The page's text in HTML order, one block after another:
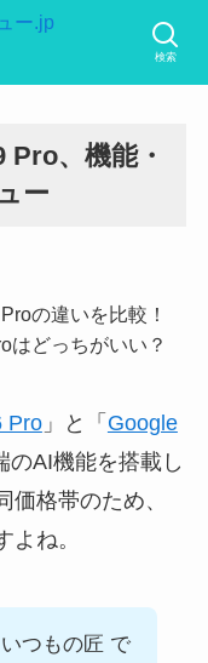
検索
、機能・
ー
Pro」と「 Google
のAI機能を搭載し
格帯のため、
ね。
つもの匠 で